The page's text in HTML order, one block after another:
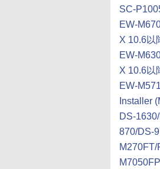
SC-
EW-
X 10.6以
EW-
X 10.6以
EW-
Installer
DS-
870/DS-